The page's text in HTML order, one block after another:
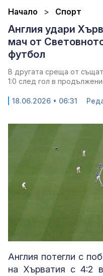
Начало Спорт
Англия удари
мач от
футбол
В другата среща от
1:0 след гол в
18.06.2026 • 06:31
Англия потегли с
на Хърватия с 4:2